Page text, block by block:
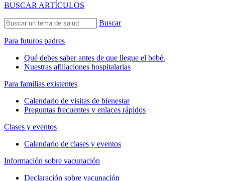
BUSCAR ARTÍCULOS
Buscar
Para futuros padres
Qué debes saber antes de que llegue el bebé.
Nuestras afiliaciones hospitalarias
Para familias existentes
Calendario de visitas de bienestar
Preguntas frecuentes y enlaces rápidos
Clases y eventos
Calendario de clases y eventos
Información sobre vacunación
Declaración sobre vacunación